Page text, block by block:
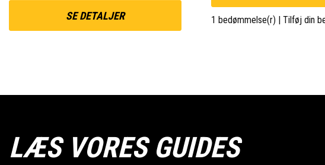
SE DETALJER 1 bedømmelse(r) | Tilføj din
LÆS VORES GUIDES